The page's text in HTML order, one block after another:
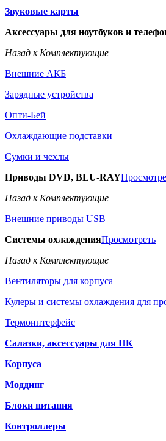
Звуковые карты
Аксессуары для ноутбуков и
Назад к Комплектующие
Внешние АКБ
Зарядные устройства
Опти-Бей
Охлаждающие подставки
Сумки и чехлы
Приводы DVD, BLU-RAY
Назад к Комплектующие
Внешние приводы USB
Системы охлажденияПросмотреть
Назад к Комплектующие
Вентиляторы для корпуса
Кулеры и системы охлаждения для
Термоинтерфейс
Салазки, аксессуары для ПК
Корпуса
Моддинг
Блоки питания
Контроллеры